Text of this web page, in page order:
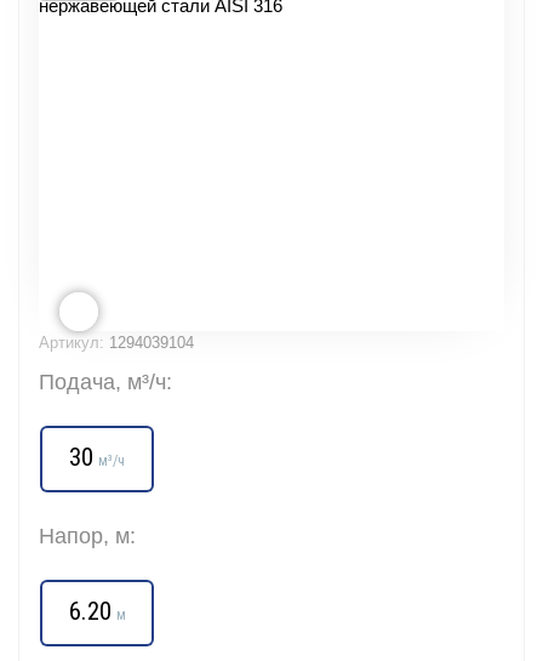
Артикул: 1294039104
Подача, м³/ч:
30 м³/ч
Напор, м:
6.20 м